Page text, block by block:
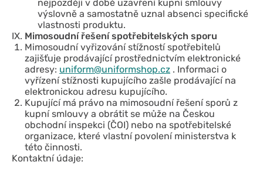
nejpozději v době uzavření kupní smlouvy
výslovně a samostatně uznal absenci specifické
vlastnosti produktu.
Mimosoudní řešení spotřebitelských sporu
Mimosoudní vyřizování stížností spotřebitelů
zajišťuje prodávající prostřednictvím elektronické
adresy: uniform@uniformshop.cz . Informaci o
vyřízení stížnosti kupujícího zašle prodávající na
elektronickou adresu kupujícího.
Kupující má právo na mimosoudní řešení sporů z
kupní smlouvy a obrátit se může na Českou
obchodní inspekci (ČOI) nebo na spotřebitelské
organizace, které vlastní povolení ministerstva k
této činnosti.
Kontaktní údaje: